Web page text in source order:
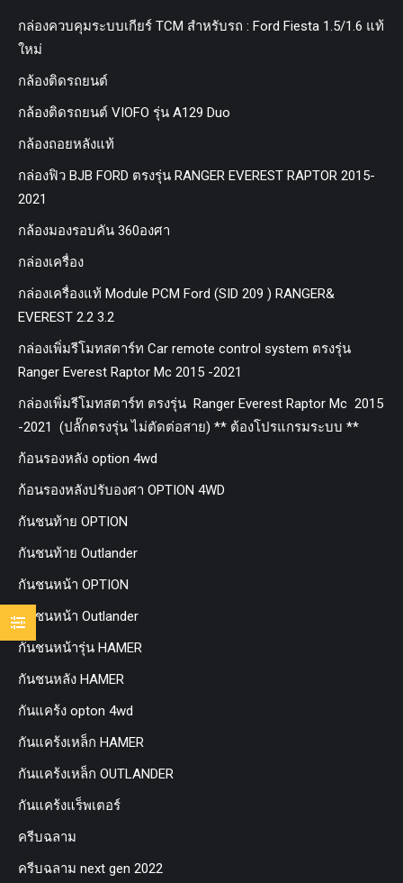
กล่องควบคุมระบบเกียร์ TCM สำหรับรถ : Ford Fiesta 1.5/1.6 แท้
ใหม่
กล้องติดรถยนต์
กล้องติดรถยนต์ VIOFO รุ่น A129 Duo
กล้องถอยหลังแท้
กล่องฟิว BJB FORD ตรงรุ่น RANGER EVEREST RAPTOR 2015-
2021
กล้องมองรอบคัน 360องศา
กล่องเครื่อง
กล่องเครื่องแท้ Module PCM Ford (SID 209 ) RANGER&
EVEREST 2.2 3.2
กล่องเพิ่มรีโมทสตาร์ท Car remote control system ตรงรุ่น
Ranger Everest Raptor Mc 2015 -2021
กล่องเพิ่มรีโมทสตาร์ท ตรงรุ่น Ranger Everest Raptor Mc 2015
-2021 (ปลั๊กตรงรุ่น ไม่ตัดต่อสาย) ** ต้องโปรแกรมระบบ **
ก้อนรองหลัง option 4wd
ก้อนรองหลังปรับองศา OPTION 4WD
กันชนท้าย OPTION
กันชนท้าย Outlander
กันชนหน้า OPTION
กันชนหน้า Outlander
กันชนหน้ารุ่น HAMER
กันชนหลัง HAMER
กันแคร้ง opton 4wd
กันแคร้งเหล็ก HAMER
กันแคร้งเหล็ก OUTLANDER
กันแคร้งแร็พเตอร์
ครีบฉลาม
ครีบฉลาม next gen 2022